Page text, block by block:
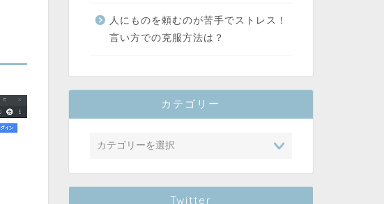
人にものを頼むのが苦手でストレス！
言い方での克服方法は？
カテゴリー
Twitter